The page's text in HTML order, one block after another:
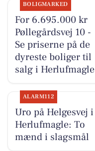
BOLIGMARKED
For 6.695.000 kr
Pøllegårdsvej 10 -
Se priserne på de
dyreste boliger til
salg i Herlufmagle
ALARM112
Uro på Helgesvej i
Herlufmagle: To
mænd i slagsmål